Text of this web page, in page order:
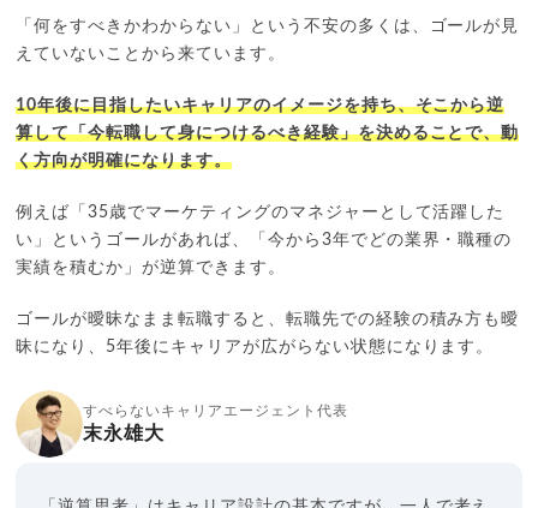
「何をすべきかわからない」という不安の多くは、ゴールが見
えていないことから来ています。
10年後に目指したいキャリアのイメージを持ち、そこから逆
算して「今転職して身につけるべき経験」を決めることで、動
く方向が明確になります。
例えば「35歳でマーケティングのマネジャーとして活躍した
い」というゴールがあれば、「今から3年でどの業界・職種の
実績を積むか」が逆算できます。
ゴールが曖昧なまま転職すると、転職先での経験の積み方も曖
昧になり、5年後にキャリアが広がらない状態になります。
すべらないキャリアエージェント代表
末永雄大